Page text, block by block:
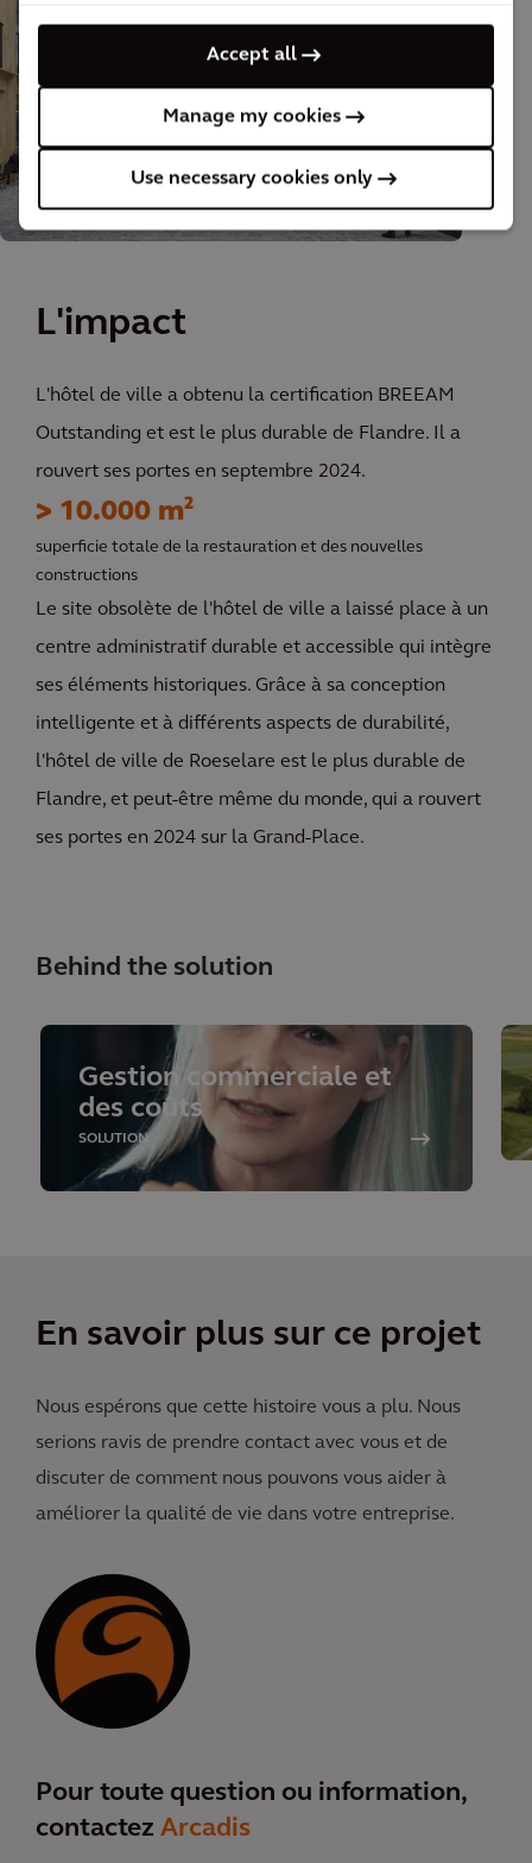
Accept all
Manage my cookies
Use necessary cookies only
L'impact
L'hôtel de ville a obtenu la certification BREEAM
Outstanding et est le plus durable de Flandre. Il a
rouvert ses portes en septembre 2024.
> 10.000 m²
superficie totale de la restauration et des nouvelles
constructions
Le site obsolète de l'hôtel de ville a laissé place à un
centre administratif durable et accessible qui intègre
ses éléments historiques. Grâce à sa conception
intelligente et à différents aspects de durabilité,
l'hôtel de ville de Roeselare est le plus durable de
Flandre, et peut-être même du monde, qui a rouvert
ses portes en 2024 sur la Grand-Place.
Behind the solution
Gestion commerciale et
des coûts
SOLUTION
En savoir plus sur ce projet
Nous espérons que cette histoire vous a plu. Nous
serions ravis de prendre contact avec vous et de
discuter de comment nous pouvons vous aider à
améliorer la qualité de vie dans votre entreprise.
Pour toute question ou information,
contactez Arcadis